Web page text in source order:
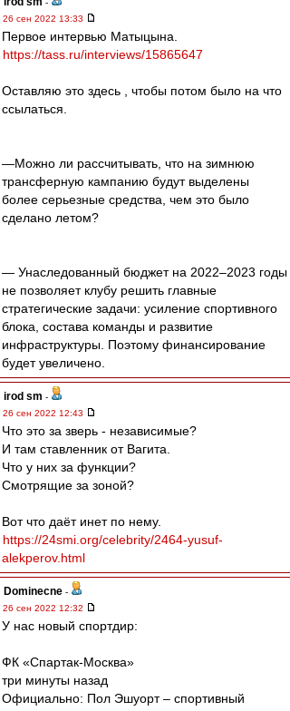
-
26 сен 2022 13:33
Первое интервью Матыцына.
https://tass.ru/interviews/15865647
Оставляю это здесь , чтобы потом было на что
ссылаться.
—Можно ли рассчитывать, что на зимнюю
трансферную кампанию будут выделены
более серьезные средства, чем это было
сделано летом?
— Унаследованный бюджет на 2022–2023 годы
не позволяет клубу решить главные
стратегические задачи: усиление спортивного
блока, состава команды и развитие
инфраструктуры. Поэтому финансирование
будет увеличено.
irod sm -
26 сен 2022 12:43
Что это за зверь - независимые?
И там ставленник от Вагита.
Что у них за функции?
Смотрящие за зоной?
Вот что даёт инет по нему.
https://24smi.org/celebrity/2464-yusuf-
alekperov.html
Dominecne -
26 сен 2022 12:32
У нас новый спортдир:
ФК «Спартак-Москва»
три минуты назад
Официально: Пол Эшуорт – спортивный